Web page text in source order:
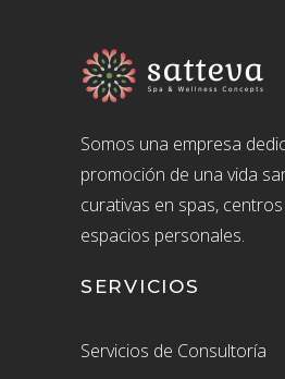
Somos una empresa
promoción de una vida
curativas en spas,
espacios personales.
SERVICIOS
Servicios de Consultoría